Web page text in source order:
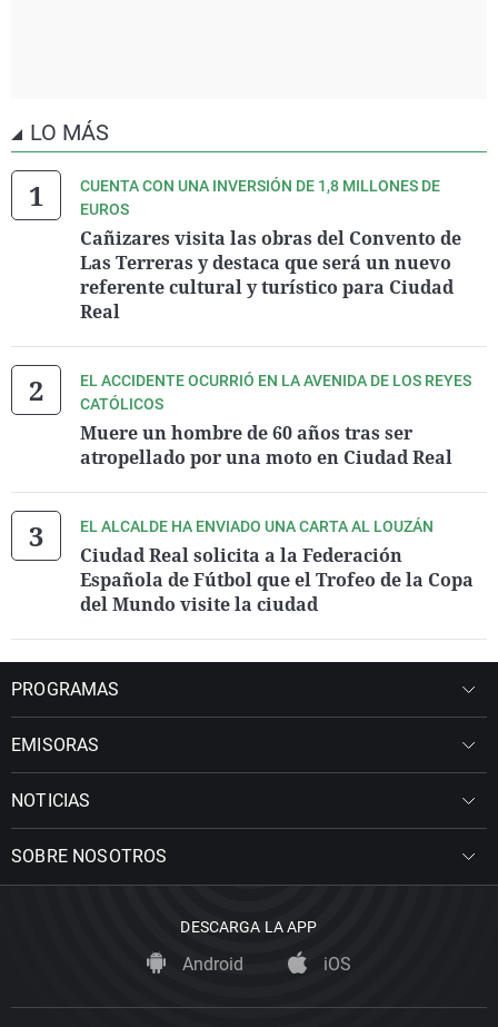
LO MÁS
CUENTA CON UNA INVERSIÓN DE 1,8 MILLONES DE
EUROS
Cañizares visita las obras del Convento de
Las Terreras y destaca que será un nuevo
referente cultural y turístico para Ciudad
Real
EL ACCIDENTE OCURRIÓ EN LA AVENIDA DE LOS REYES
CATÓLICOS
Muere un hombre de 60 años tras ser
atropellado por una moto en Ciudad Real
EL ALCALDE HA ENVIADO UNA CARTA AL LOUZÁN
Ciudad Real solicita a la Federación
Española de Fútbol que el Trofeo de la Copa
del Mundo visite la ciudad
PROGRAMAS
EMISORAS
NOTICIAS
SOBRE NOSOTROS
DESCARGA LA APP
Android iOS